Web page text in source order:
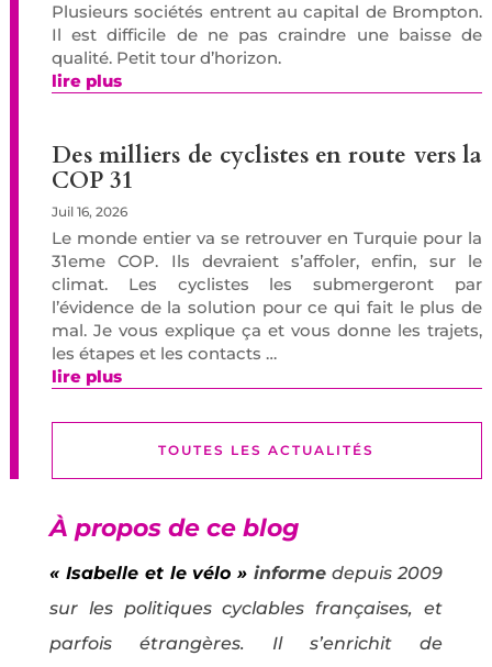
Plusieurs sociétés entrent au capital de Brompton.
Il est difficile de ne pas craindre une baisse de
qualité. Petit tour d’horizon.
lire plus
Des milliers de cyclistes en route vers la
COP 31
Juil 16, 2026
Le monde entier va se retrouver en Turquie pour la
31eme COP. Ils devraient s’affoler, enfin, sur le
climat. Les cyclistes les submergeront par
l’évidence de la solution pour ce qui fait le plus de
mal. Je vous explique ça et vous donne les trajets,
les étapes et les contacts …
lire plus
TOUTES LES ACTUALITÉS
À propos de ce blog
« Isabelle et le vélo » informe depuis 2009
sur les politiques cyclables françaises, et
parfois étrangères. Il s’enrichit de